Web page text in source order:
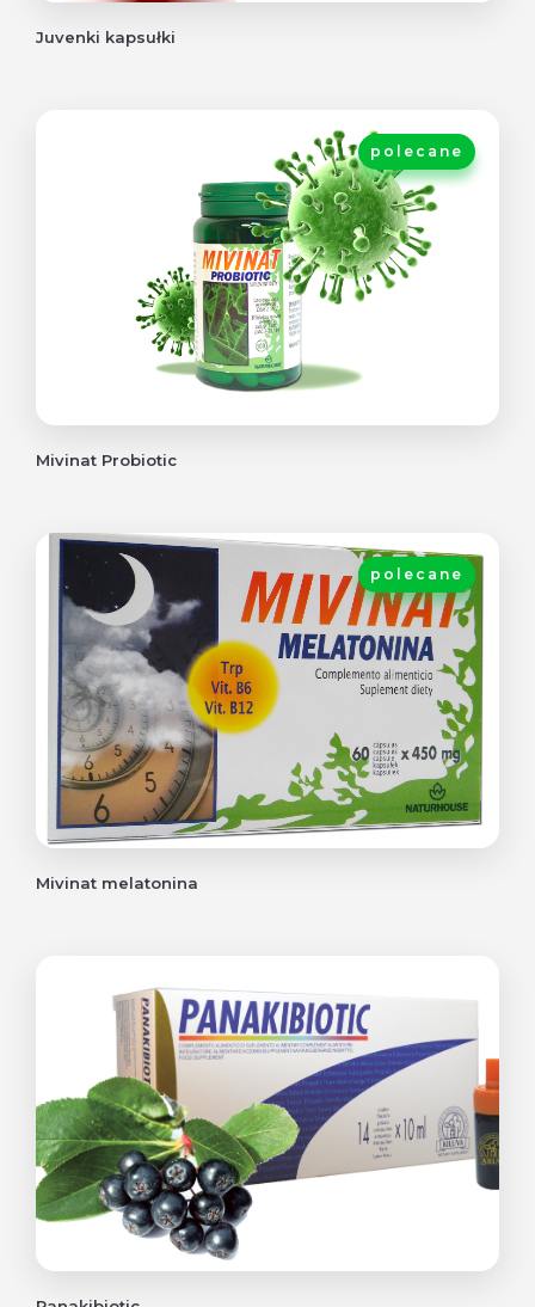
Juvenki kapsułki
polecane
Mivinat Probiotic
polecane
Mivinat melatonina